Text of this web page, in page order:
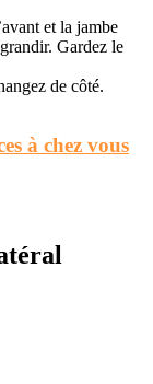
et la jambe
Gardez le
de côté.
à chez vous